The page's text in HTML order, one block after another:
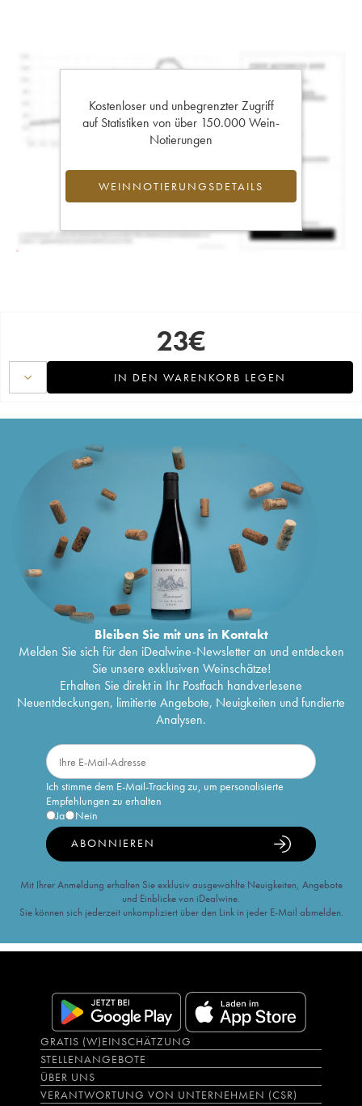
Kostenloser und unbegrenzter Zugriff
auf Statistiken von über 150.000 Wein-
Notierungen
WEINNOTIERUNGSDETAILS
23€
IN DEN WARENKORB LEGEN
Bleiben Sie mit uns in Kontakt
Melden Sie sich für den iDealwine-Newsletter an und entdecken
Sie unsere exklusiven Weinschätze!
Erhalten Sie direkt in Ihr Postfach handverlesene
Neuentdeckungen, limitierte Angebote, Neuigkeiten und fundierte
Analysen.
Ich stimme dem E-Mail-Tracking zu, um personalisierte
Empfehlungen zu erhalten
Ja
Nein
ABONNIEREN
Mit Ihrer Anmeldung erhalten Sie exklusiv ausgewählte Neuigkeiten, Angebote
und Einblicke von iDealwine.
Sie können sich jederzeit unkompliziert über den Link in jeder E-Mail abmelden.
GRATIS (W)EINSCHÄTZUNG
STELLENANGEBOTE
ÜBER UNS
VERANTWORTUNG VON UNTERNEHMEN (CSR)